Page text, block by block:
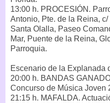
13:00 h. PROCESIÓN.
Antonio, Pte. de la Reina,
Santa Olalla, Paseo
Mar, Puente de la Reina,
Parroquia.
Escenario de la Explanada
20:00 h. BANDAS
Concurso de Música Joven
21:15 h. MAFALDA.